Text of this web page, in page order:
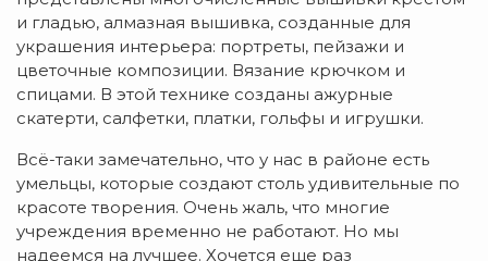
и гладью, алмазная вышивка, созданные для
украшения интерьера: портреты, пейзажи и
цветочные композиции. Вязание крючком и
спицами. В этой технике созданы ажурные
скатерти, салфетки, платки, гольфы и игрушки.
Всё-таки замечательно, что у нас в районе есть
умельцы, которые создают столь удивительные по
красоте творения. Очень жаль, что многие
учреждения временно не работают. Но мы
надеемся на лучшее. Хочется еще раз